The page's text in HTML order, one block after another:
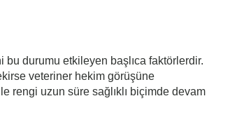
durumu etkileyen başlıca faktörlerdir.
veteriner hekim görüşüne
rengi uzun süre sağlıklı biçimde devam